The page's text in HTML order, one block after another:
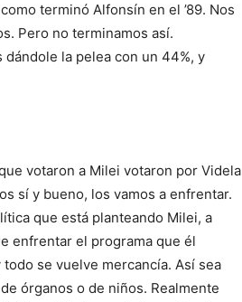
terminó Alfonsín en el ’89. Nos
Pero no terminamos así.
la pelea con un 44%, y
votaron a Milei votaron por Videla
sí y bueno, los vamos a enfrentar.
que está planteando Milei, a
enfrentar el programa que él
se vuelve mercancía. Así sea
órganos o de niños. Realmente